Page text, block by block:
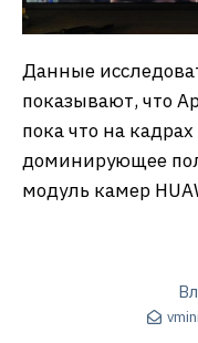
Данные
показывают, что
пока что на
доминирующее
модуль камер